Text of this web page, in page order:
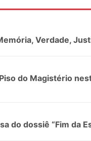
Verdade,
do Magistério
do dossiê “Fim da